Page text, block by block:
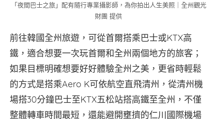
「夜間巴士之旅」配有隨行專業攝影師，為你拍出人生美照｜全州觀光
財團 提供
前往韓國全州旅遊，可從首爾搭乘巴士或KTX高
鐵，適合想要一次玩首爾和全州兩個地方的旅客；
如果目標明確想要好好體驗全州之美，更省時輕鬆
的方式是搭乘Aero K可依航空直飛清州，從清州機
場搭30分鐘巴士至KTX五松站搭高鐵至全州，不僅
整體轉車時間最短，還能避開壅擠的仁川國際機場